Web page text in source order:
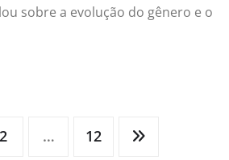
sobre a evolução do gênero e o
2 … 12